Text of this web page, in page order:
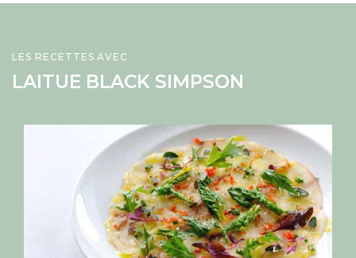
LES RECETTES AVEC
LAITUE BLACK SIMPSON